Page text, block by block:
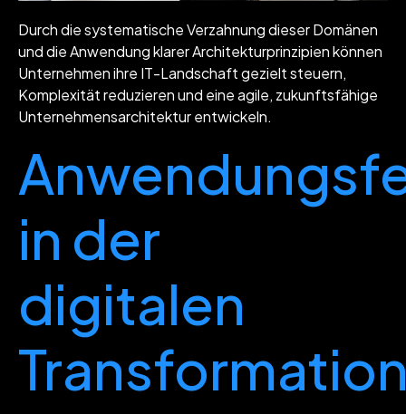
Durch die systematische Verzahnung dieser Domänen
und die Anwendung klarer Architekturprinzipien können
Unternehmen ihre IT-Landschaft gezielt steuern,
Komplexität reduzieren und eine agile, zukunftsfähige
Unternehmensarchitektur entwickeln.
in der
digitalen